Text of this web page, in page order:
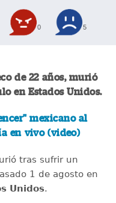
0 5
de 22 años, murió
en Estados Unidos.
mexicano al
en vivo (video)
tras sufrir un
1 de agosto en
Unidos.